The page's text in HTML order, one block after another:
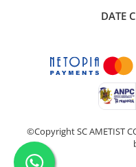
DATE
©Copyright SC AMETIST